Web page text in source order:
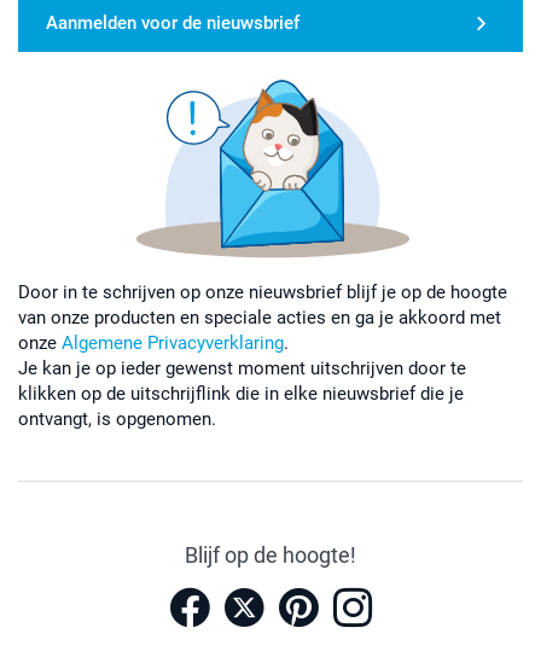
Aanmelden voor de nieuwsbrief
Door in te schrijven op onze nieuwsbrief blijf je op de hoogte
van onze producten en speciale acties en ga je akkoord met
onze Algemene Privacyverklaring.
Je kan je op ieder gewenst moment uitschrijven door te
klikken op de uitschrijflink die in elke nieuwsbrief die je
ontvangt, is opgenomen.
Blijf op de hoogte!